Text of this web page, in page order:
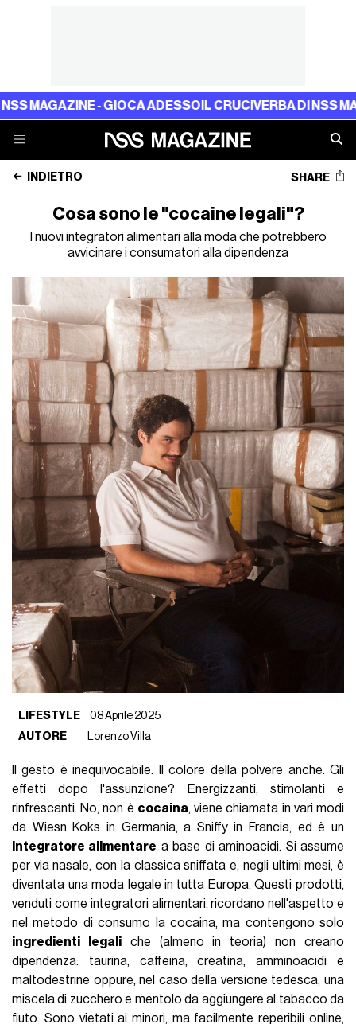
- GIOCA ADESSOIL CRUCIVERBA DI NSS MAGAZINE
INDIETRO SHARE
Cosa sono le "cocaine legali"?
I nuovi integratori alimentari alla moda che potrebbero
avvicinare i consumatori alla dipendenza
LIFESTYLE
08 Aprile 2025
AUTORE
Lorenzo Villa
Il gesto è inequivocabile. Il colore della polvere anche. Gli
effetti dopo l'assunzione? Energizzanti, stimolanti e
rinfrescanti. No, non è cocaina, viene chiamata in vari modi
da Wiesn Koks in Germania, a Sniffy in Francia, ed è un
integratore alimentare a base di aminoacidi. Si assume
per via nasale, con la classica sniffata e, negli ultimi mesi, è
diventata una moda legale in tutta Europa. Questi prodotti,
venduti come integratori alimentari, ricordano nell'aspetto e
nel metodo di consumo la cocaina, ma contengono solo
ingredienti legaliche (almeno in teoria) non creano
dipendenza: taurina, caffeina, creatina, amminoacidi e
maltodestrine oppure, nel caso della versione tedesca, una
miscela di zucchero e mentolo da aggiungere al tabacco da
fiuto. Sono vietati ai minori, ma facilmente reperibili online,